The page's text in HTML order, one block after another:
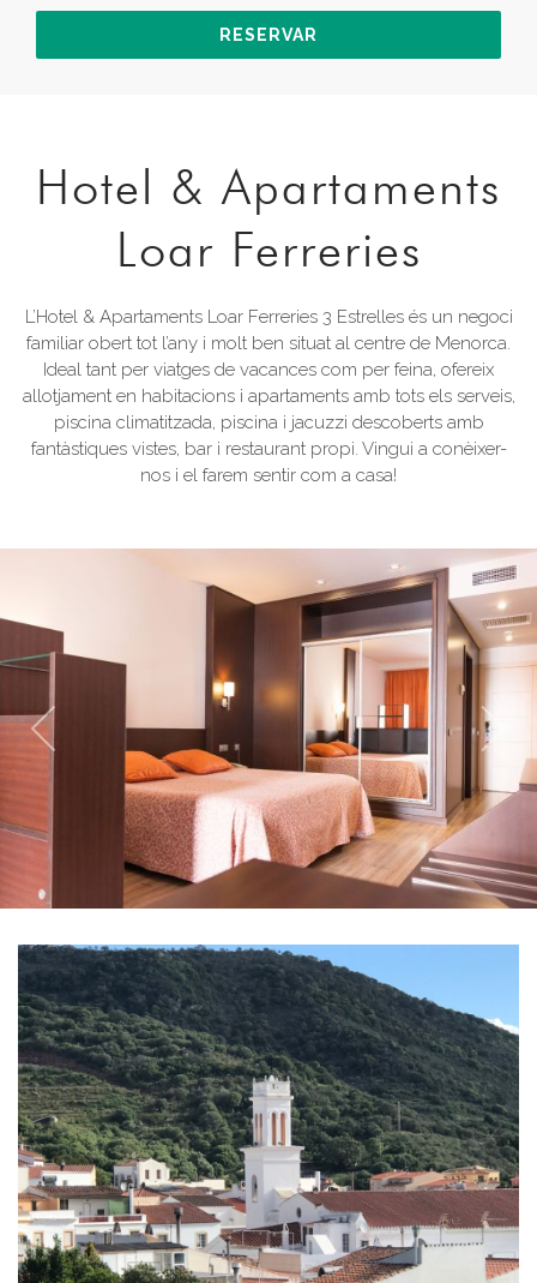
RESERVAR
Hotel & Apartaments
Loar Ferreries
L’Hotel & Apartaments Loar Ferreries 3 Estrelles és un negoci
familiar obert tot l’any i molt ben situat al centre de Menorca.
Ideal tant per viatges de vacances com per feina, ofereix
allotjament en habitacions i apartaments amb tots els serveis,
piscina climatitzada, piscina i jacuzzi descoberts amb
fantàstiques vistes, bar i restaurant propi. Vingui a conèixer-
nos i el farem sentir com a casa!